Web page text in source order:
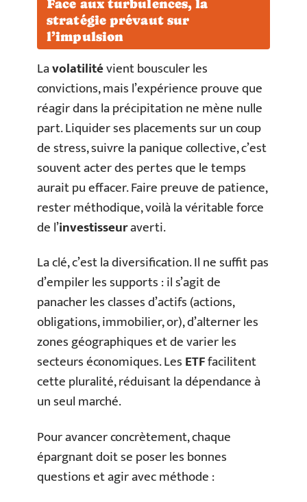
Face aux turbulences, la
stratégie prévaut sur
l’impulsion
Lavolatilitévient bousculer les
convictions, mais l’expérience prouve que
réagir dans la précipitation ne mène nulle
part. Liquider ses placements sur un coup
de stress, suivre la panique collective, c’est
souvent acter des pertes que le temps
aurait pu effacer. Faire preuve de patience,
rester méthodique, voilà la véritable force
de l’investisseuraverti.
La clé, c’est la diversification. Il ne suffit pas
d’empiler les supports : il s’agit de
panacher les classes d’actifs (actions,
obligations, immobilier, or), d’alterner les
zones géographiques et de varier les
secteurs économiques. LesETFfacilitent
cette pluralité, réduisant la dépendance à
un seul marché.
Pour avancer concrètement, chaque
épargnant doit se poser les bonnes
questions et agir avec méthode :